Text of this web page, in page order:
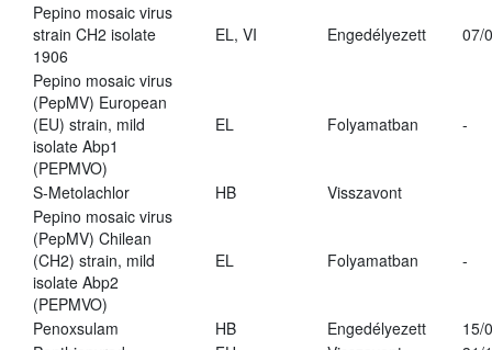
Pepino mosaic virus
strain CH2 isolate
1906
EL, VI Engedélyezett 07/
Pepino mosaic virus
(PepMV) European
(EU) strain, mild
isolate Abp1
(PEPMVO)
EL Folyamatban -
S-Metolachlor HB
Visszavont
Pepino mosaic virus
(PepMV) Chilean
(CH2) strain, mild
isolate Abp2
(PEPMVO)
EL Folyamatban -
Penoxsulam HB Engedélyezett
15/